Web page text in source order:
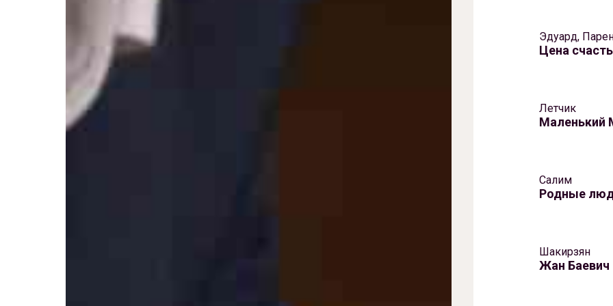
Эдуард,
Цена
Летчик
Маленький
Салим
Родные
Шакирзян
Жан Баевич